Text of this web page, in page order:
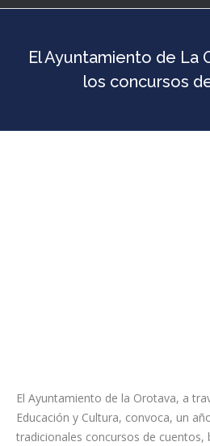
El Ayuntamiento de la Orotava, a